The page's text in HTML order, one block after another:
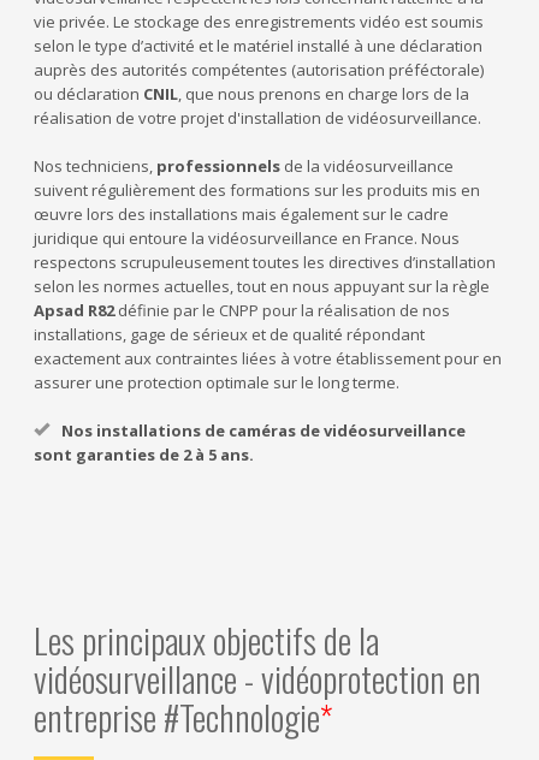
vie privée. Le stockage des enregistrements vidéo est soumis
selon le type d’activité et le matériel installé à une déclaration
auprès des autorités compétentes (autorisation préféctorale)
ou déclaration CNIL, que nous prenons en charge lors de la
réalisation de votre projet d'installation de vidéosurveillance.
Nos techniciens, professionnelsde la vidéosurveillance
suivent régulièrement des formations sur les produits mis en
œuvre lors des installations mais également sur le cadre
juridique qui entoure la vidéosurveillance en France. Nous
respectons scrupuleusement toutes les directives d’installation
selon les normes actuelles, tout en nous appuyant sur la règle
Apsad R82définie par le CNPP pour la réalisation de nos
installations, gage de sérieux et de qualité répondant
exactement aux contraintes liées à votre établissement pour en
assurer une protection optimale sur le long terme.
Nos installations de caméras de vidéosurveillance
sont garanties de 2 à 5 ans.
Les principaux objectifs de la
vidéosurveillance - vidéoprotection en
entreprise#Technologie*